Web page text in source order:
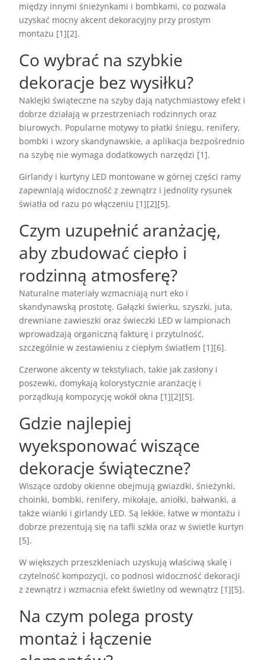
między innymi śnieżynkami i bombkami, co pozwala
uzyskać mocny akcent dekoracyjny przy prostym
montażu [1][2].
Co wybrać na szybkie
dekoracje bez wysiłku?
Naklejki świąteczne na szyby dają natychmiastowy efekt i
dobrze działają w przestrzeniach rodzinnych oraz
biurowych. Popularne motywy to płatki śniegu, renifery,
bombki i wzory skandynawskie, a aplikacja bezpośrednio
na szybę nie wymaga dodatkowych narzędzi [1].
Girlandy i kurtyny LED montowane w górnej części ramy
zapewniają widoczność z zewnątrz i jednolity rysunek
światła od razu po włączeniu [1][2][5].
Czym uzupełnić aranżację,
aby zbudować ciepło i
rodzinną atmosferę?
Naturalne materiały wzmacniają nurt eko i
skandynawską prostotę. Gałązki świerku, szyszki, juta,
drewniane zawieszki oraz świeczki LED w lampionach
wprowadzają organiczną fakturę i przytulność,
szczególnie w zestawieniu z ciepłym światłem [1][6].
Czerwone akcenty w tekstyliach, takie jak zasłony i
poszewki, domykają kolorystycznie aranżację i
porządkują kompozycję wokół okna [1][2][5].
Gdzie najlepiej
wyeksponować wiszące
dekoracje świąteczne?
Wiszące ozdoby okienne obejmują gwiazdki, śnieżynki,
choinki, bombki, renifery, mikołaje, aniołki, bałwanki, a
także wianki i girlandy LED. Są lekkie, łatwe w montażu i
dobrze prezentują się na tafli szkła oraz w świetle kurtyn
[5].
W większych przeszkleniach uzyskują właściwą skalę i
czytelność kompozycji, co podnosi widoczność dekoracji
z zewnątrz i wzmacnia efekt świetlny od wewnątrz [1][5].
Na czym polega prosty
montaż i łączenie